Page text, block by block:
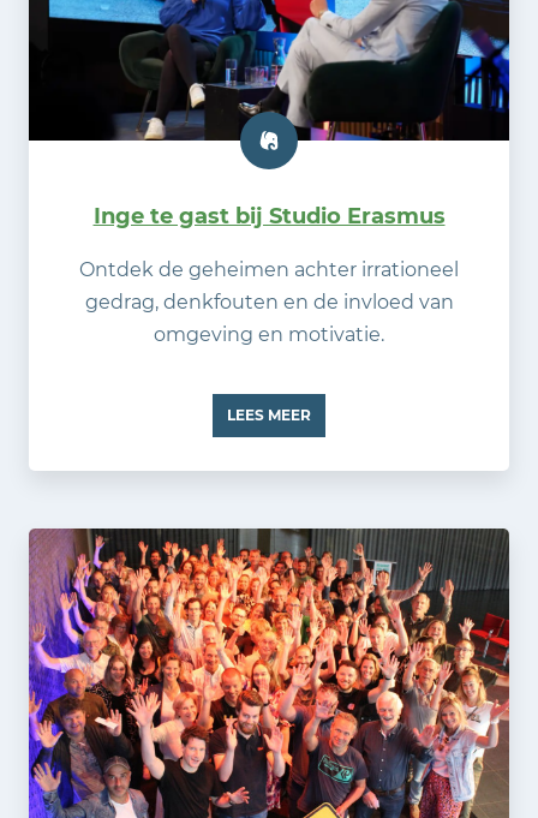
Inge te gast bij Studio Erasmus
Ontdek de geheimen achter irrationeel
gedrag, denkfouten en de invloed van
omgeving en motivatie.
LEES MEER